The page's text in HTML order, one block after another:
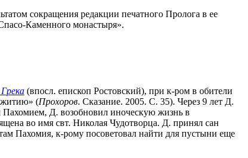
сокращения редакции печатного Пролога в ее
Каменного монастыря».
(впосл. епископ Ростовский), при к-ром в обители
житию» (Прохоров. Сказание. 2005. С. 35). Через 9 лет Д.
Пахомием, Д. возобновил иноческую жизнь в
во имя свт. Николая Чудотворца. Д. принял сан
Пахомия, к-рому посоветовал найти для пустыни еще